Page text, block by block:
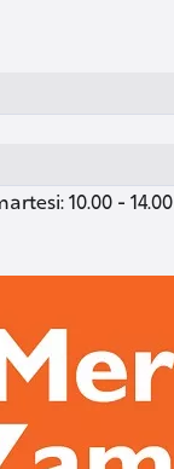
10.00 - 14.00